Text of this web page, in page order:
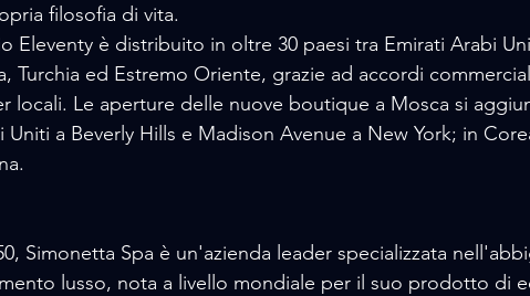
filosofia di vita.
Eleventy è distribuito in oltre 30 paesi tra Emirati Arabi
Turchia ed Estremo Oriente, grazie ad accordi
locali. Le aperture delle nuove boutique a Mosca si
a Beverly Hills e Madison Avenue a New York; in
Simonetta Spa è un'azienda leader specializzata
lusso, nota a livello mondiale per il suo prodotto di